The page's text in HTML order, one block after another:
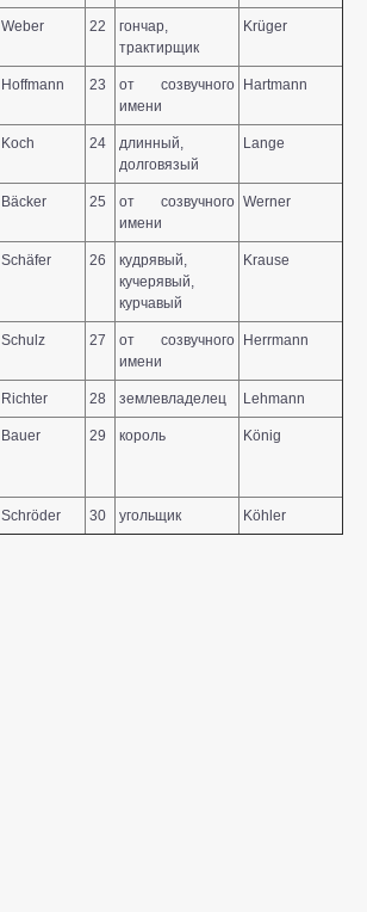
Weber 22
гончар,
трактирщик
Krüger
Hoffmann 23
от созвучного
имени
Hartmann
Koch 24
длинный,
долговязый
Lange
Bäcker 25
от созвучного
имени
Werner
Schäfer 26
кудрявый,
кучерявый,
курчавый
Krause
Schulz 27
от созвучного
имени
Herrmann
Richter 28 землевладелец Lehmann
Bauer 29 король König
Schröder 30 угольщик Köhler